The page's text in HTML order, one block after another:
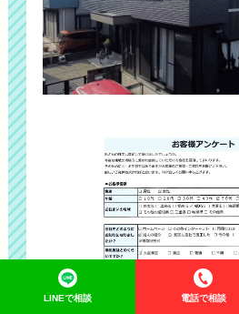
LINEで相談 電話で相談